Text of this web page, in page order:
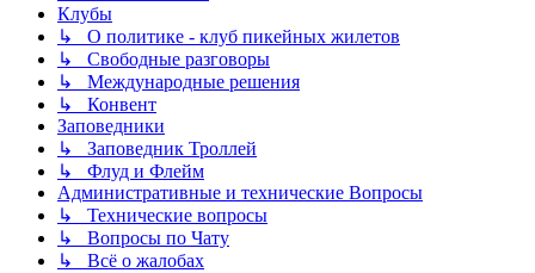
Клубы
↳ О политике - клуб пикейных жилетов
↳ Свободные разговоры
↳ Международные решения
↳ Конвент
Заповедники
↳ Заповедник Троллей
↳ Флуд и Флейм
Административные и технические Вопросы
↳ Технические вопросы
↳ Вопросы по Чату
↳ Всё о жалобах